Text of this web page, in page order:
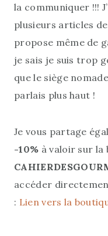
la communiquer !!!
plusieurs articles
propose même de
je sais je suis trop
que le siège
parlais plus haut !
Je vous partage
-10% à valoir sur la
accéder
: Lien vers la